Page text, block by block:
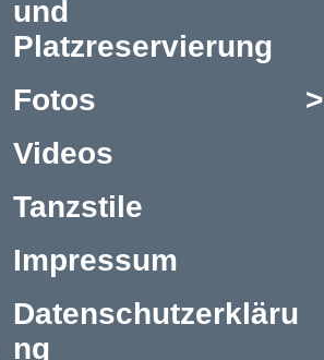
und
Platzreservierung
>
Fotos
Videos
Tanzstile
Impressum
Datenschutzerkläru
ng